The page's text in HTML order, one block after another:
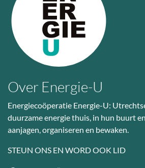
Over Energie-U
Energiecoöperatie Energie-U:
duurzame energie thuis, in hun buurt
aanjagen, organiseren en bewaken.
STEUN ONS EN WORD OOK LID